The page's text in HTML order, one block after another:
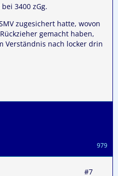
3400 zGg.
zugesichert hatte, wovon
gemacht haben,
Verständnis nach locker drin
979
#7